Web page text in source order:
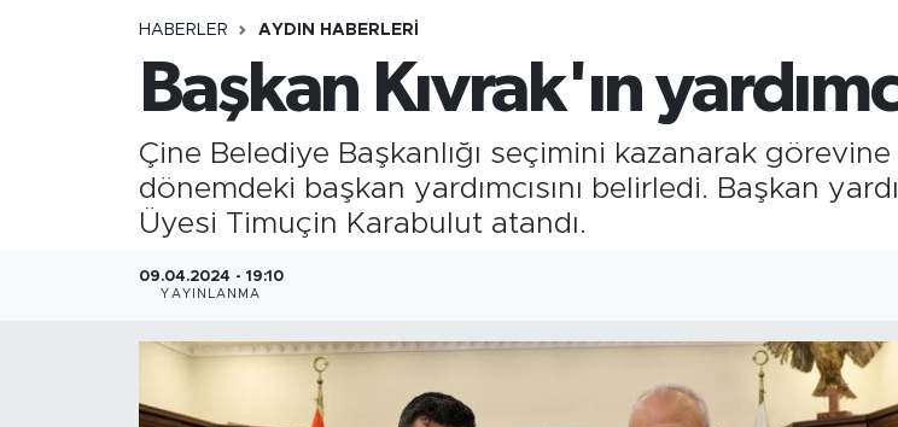
HABERLER AYDIN HABERLERI
Başkan Kıvrak'ın
Çine Belediye Başkanlığı seçimini kazanarak
dönemdeki başkan yardımcısını belirledi. Başkan
Üyesi Timuçin Karabulut atandı.
09.04.2024 - 19:10
YAYINLANMA